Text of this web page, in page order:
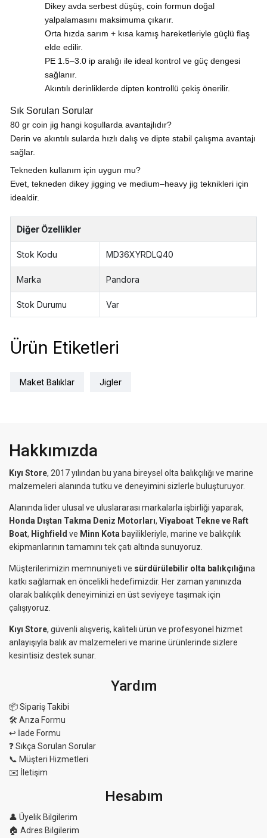
Dikey avda serbest düşüş, coin formun doğal
yalpalamasını maksimuma çıkarır.
Orta hızda sarım + kısa kamış hareketleriyle güçlü flaş
elde edilir.
PE 1.5–3.0 ip aralığı ile ideal kontrol ve güç dengesi
sağlanır.
Akıntılı derinliklerde dipten kontrollü çekiş önerilir.
Sık Sorulan Sorular
80 gr coin jig hangi koşullarda avantajlıdır?
Derin ve akıntılı sularda hızlı dalış ve dipte stabil çalışma avantajı
sağlar.
Tekneden kullanım için uygun mu?
Evet, tekneden dikey jigging ve medium–heavy jig teknikleri için
idealdir.
Diğer Özellikler
Stok Kodu MD36XYRDLQ40
Marka Pandora
Stok Durumu Var
Ürün Etiketleri
Maket Balıklar Jigler
Hakkımızda
Kıyı Store, 2017 yılından bu yana bireysel olta balıkçılığı ve marine
malzemeleri alanında tutku ve deneyimini sizlerle buluşturuyor.
Alanında lider ulusal ve uluslararası markalarla işbirliği yaparak,
Honda Dıştan Takma Deniz Motorları, Viyaboat Tekne ve Raft
Boat, Highfield ve Minn Kota bayilikleriyle, marine ve balıkçılık
ekipmanlarının tamamını tek çatı altında sunuyoruz.
Müşterilerimizin memnuniyeti ve sürdürülebilir olta balıkçılığına
katkı sağlamak en öncelikli hedefimizdir. Her zaman yanınızda
olarak balıkçılık deneyiminizi en üst seviyeye taşımak için
çalışıyoruz.
Kıyı Store, güvenli alışveriş, kaliteli ürün ve profesyonel hizmet
anlayışıyla balık av malzemeleri ve marine ürünlerinde sizlere
kesintisiz destek sunar.
Yardım
📦 Sipariş Takibi
🛠 Arıza Formu
↩️ İade Formu
❓ Sıkça Sorulan Sorular
📞 Müşteri Hizmetleri
✉️ İletişim
Hesabım
👤 Üyelik Bilgilerim
🏠 Adres Bilgilerim